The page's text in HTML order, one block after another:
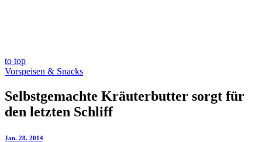
to top
Vorspeisen & Snacks
Selbstgemachte Kräuterbutter sorgt für
den letzten Schliff
Jan. 28. 2014